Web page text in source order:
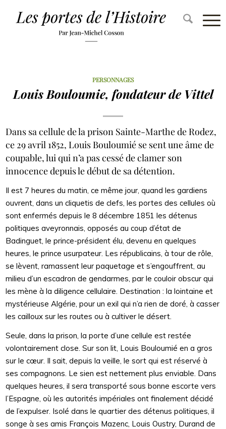
PERSONNAGES
Louis Bouloumie, fondateur de Vittel
Dans sa cellule de la prison Sainte-Marthe de Rodez,
ce 29 avril 1852, Louis Bouloumié se sent une âme de
coupable, lui qui n’a pas cessé de clamer son
innocence depuis le début de sa détention.
Il est 7 heures du matin, ce même jour, quand les gardiens
ouvrent, dans un cliquetis de clefs, les portes des cellules où
sont enfermés depuis le 8 décembre 1851 les détenus
politiques aveyronnais, opposés au coup d’état de
Badinguet, le prince-président élu, devenu en quelques
heures, le prince usurpateur. Les républicains, à tour de rôle,
se lèvent, ramassent leur paquetage et s’engouffrent, au
milieu d’un escadron de gendarmes, par le couloir obscur qui
les mène à la diligence cellulaire. Destination : la lointaine et
mystérieuse Algérie, pour un exil qui n’a rien de doré, à casser
les cailloux sur les routes ou à cultiver le désert.
Seule, dans la prison, la porte d’une cellule est restée
volontairement close. Sur son lit, Louis Bouloumié en a gros
sur le cœur. Il sait, depuis la veille, le sort qui est réservé à
ses compagnons. Le sien est nettement plus enviable. Dans
quelques heures, il sera transporté sous bonne escorte vers
l’Espagne, où les autorités impériales ont finalement décidé
de l’expulser. Isolé dans le quartier des détenus politiques, il
songe à ses amis François Mazenc, Louis Oustry, Durand de